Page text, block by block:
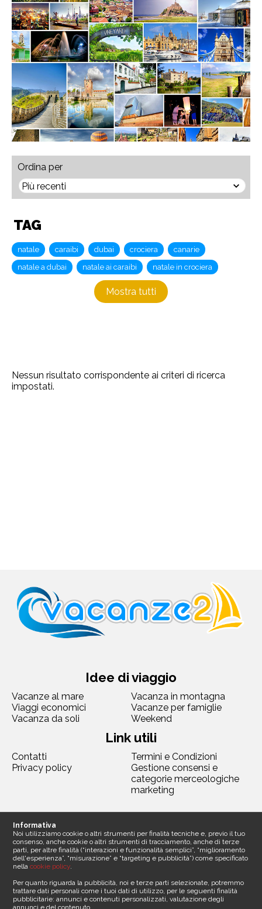
Ordina per
TAG
natale caraibi dubai crociera
canarie
natale a dubai
natale ai caraibi natale in crociera
Mostra tutti
Nessun risultato corrispondente ai criteri di ricerca
impostati.
Contattaci
Sede legale
Idee di viaggio
Vacanze al mare
Vacanza in montagna
Viaggi economici
Vacanze per famiglie
Vacanza da soli
Weekend
Link utili
Contatti
Termini e Condizioni
Privacy policy
Gestione consensi e
categorie merceologiche
marketing
Informativa
Noi utilizziamo cookie o altri strumenti per finalità tecniche e, previo il tuo
consenso, anche cookie o altri strumenti di tracciamento, anche di terze
parti, per altre finalità (“interazioni e funzionalità semplici”, “miglioramento
dell'esperienza”, “misurazione” e “targeting e pubblicità”) come specificato
nellacookie policy.
Per quanto riguarda la pubblicità, noi e terze parti selezionate, potremmo
trattare dati personali come i tuoi dati di utilizzo, per le seguenti finalità
pubblicitarie: annunci e contenuti personalizzati, valutazione degli
annunci e del contenuto.